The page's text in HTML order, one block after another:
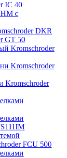
IC 40
с
DKR
GT 50
Kromschroder
Kromschroder
Kromschroder
FCU 500